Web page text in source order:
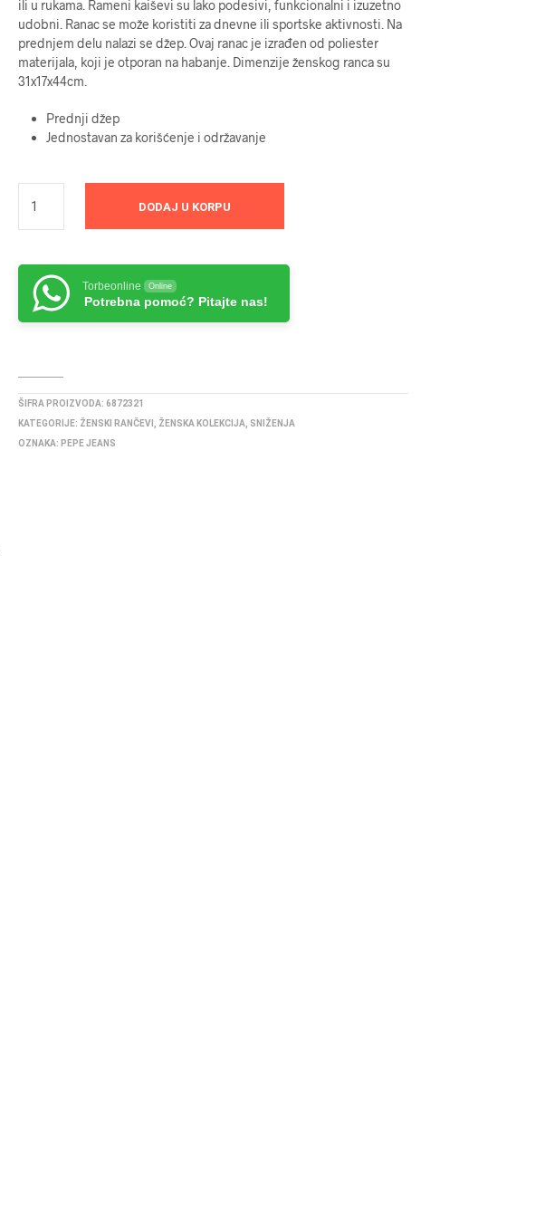
bila:
7389 RSD.
6999 RSD.
ili u rukama. Rameni kaiševi su lako podesivi, funkcionalni i izuzetno
udobni. Ranac se može koristiti za dnevne ili sportske aktivnosti. Na
prednjem delu nalazi se džep. Ovaj ranac je izrađen od poliester
materijala, koji je otporan na habanje. Dimenzije ženskog ranca su
31x17x44cm.
Prednji džep
Jednostavan za korišćenje i održavanje
DODAJ U KORPU
Torbeonline Online
Potrebna pomoć? Pitajte nas!
ŠIFRA PROIZVODA:6872321
KATEGORIJE: ŽENSKI RANČEVI ŽENSKA KOLEKCIJA
SNIŽENJA
OZNAKA: PEPE JEANS